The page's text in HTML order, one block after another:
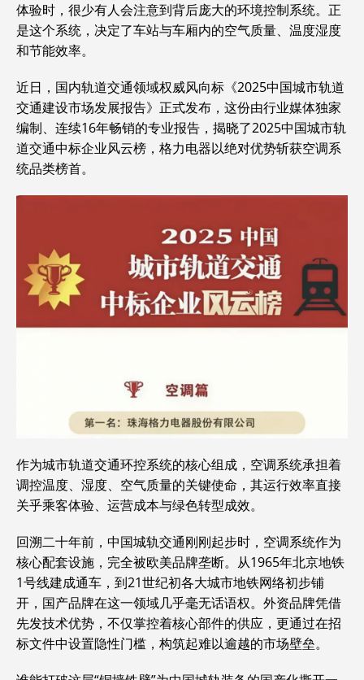
体验时，很少有人会注意到背后庞大的环境控制系统。正
是这个系统，决定了车站与车厢内的空气质量、温度湿度
和节能效率。
近日，国内轨道交通领域权威风向标《2025中国城市轨道
交通建设市场发展报告》正式发布，这份由行业媒体独家
编制、连续16年畅销的专业报告，揭晓了2025中国城市轨
道交通中标企业风云榜，格力电器以绝对优势斩获空调系
统品类榜首。
作为城市轨道交通环控系统的核心组成，空调系统承担着
调控温度、湿度、空气质量的关键使命，其运行效率直接
关乎乘客体验、运营成本与绿色转型成效。
回溯二十年前，中国城轨交通刚刚起步时，空调系统作为
核心配套设施，完全被欧美品牌垄断。从1965年北京地铁
1号线建成通车，到21世纪初各大城市地铁网络初步铺
开，国产品牌在这一领域几乎毫无话语权。外资品牌凭借
先发技术优势，不仅掌控着核心部件的供应，更通过在招
标文件中设置隐性门槛，构筑起难以逾越的市场壁垒。